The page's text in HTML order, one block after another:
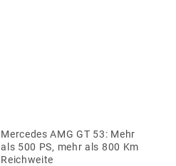
Mercedes AMG GT 53: Mehr
als 500 PS, mehr als 800 Km
Reichweite